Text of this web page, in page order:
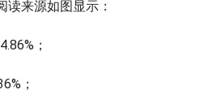
来源如图显示：
；
；